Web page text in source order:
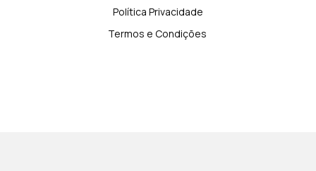
Política Privacidade
Termos e Condições